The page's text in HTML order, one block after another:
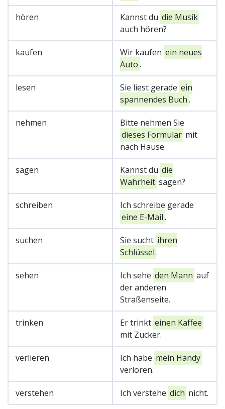
hören Kannst du die Musik
auch hören?
kaufen Wir kaufen ein neues
Auto.
lesen Sie liest gerade ein
spannendes Buch.
nehmen
Bitte nehmen Sie
dieses Formular mit
nach Hause.
sagen Kannst du die
Wahrheit sagen?
schreiben
Ich schreibe gerade
eine E-Mail.
suchen Sie sucht ihren
Schlüssel.
sehen Ich sehe den Mann auf
der anderen
Straßenseite.
trinken Er trinkt einen Kaffee
mit Zucker.
verlieren Ich habe mein Handy
verloren.
verstehen Ich verstehe dich nicht.